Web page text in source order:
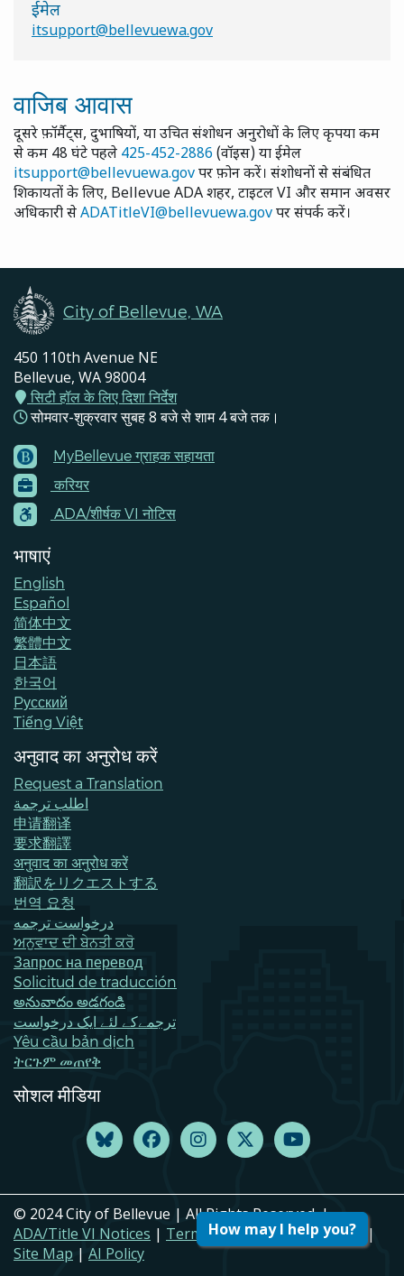
How may I help you?
ईमेल
itsupport@bellevuewa.gov
वाजिब आवास
दूसरे फ़ॉर्मैट्स, दुभाषियों, या उचित संशोधन अनुरोधों के लिए कृपया कम
से कम 48 घंटे पहले 425-452-2886 (वॉइस) या ईमेल
itsupport@bellevuewa.govपर फ़ोन करें। संशोधनों से संबंधित
शिकायतों के लिए, Bellevue ADA शहर, टाइटल VI और समान अवसर
अधिकारी सेADATitleVI@bellevuewa.govपर संपर्क करें।
City of Bellevue, WA
450 110th Avenue NE
Bellevue, WA 98004
सिटी हॉल के लिए दिशा निर्देश
सोमवार-शुक्रवार सुबह 8 बजे से शाम 4 बजे तक।
Footer
Menu
Contacts
MyBellevue ग्राहक सहायता
करियर
ADA/शीर्षक VI नोटिस
भाषाएं
English
Español
简体中文
繁體中文
日本語
한국어
Pусский
Tiếng Việt
अनुवाद का अनुरोध करें
Request a Translation
اطلب ترجمة
申请翻译
要求翻譯
अनुवाद का अनुरोध करें
翻訳をリクエストする
번역 요청
درخواست ترجمه
ਅਨੁਵਾਦ ਦੀ ਬੇਨਤੀ ਕਰੋ
Запрос на перевод
Solicitud de traducción
అనువాదం అడగండి
ترجمےکے لئے ایک درخواست
Yêu cầu bản dịch
ትርጉም መጠየቅ
सोशल मीडिया
© 2024 City of Bellevue | All Rights Reserved. |
ADA/Title VI Notices | Terms of Use|Privacy Policy
|
Site Map | AI Policy